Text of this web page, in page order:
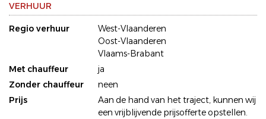
VERHUUR
Regio verhuur
West-Vlaanderen
Oost-Vlaanderen
Vlaams-Brabant
Met chauffeur
ja
Zonder chauffeur
neen
Prijs
Aan de hand van het traject, kunnen wij
een vrijblijvende prijsofferte opstellen.